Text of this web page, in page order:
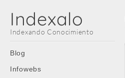
Indexalo
Indexando Conocimiento
Main
menu
Skip
content
Blog
Infowebs